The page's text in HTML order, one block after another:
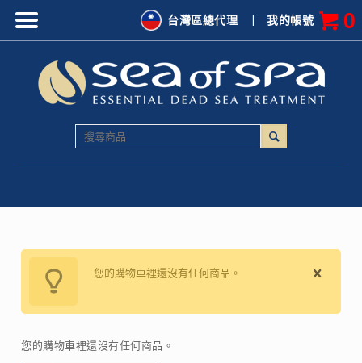
您的購物車裡還沒有任何商品。
您的購物車裡還沒有任何商品。
|我的帳號 0
台灣區總代理